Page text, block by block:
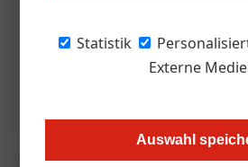
Statistik
Externe
Auswahl
Das stilvolle Lunch-Café „George“ im
Zentrale der Kärntner Sparkasse und